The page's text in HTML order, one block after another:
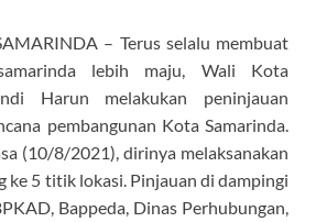
– Terus selalu membuat
lebih maju, Wali Kota
Harun melakukan peninjauan
pembangunan Kota Samarinda.
(10/8/2021), dirinya melaksanakan
ke 5 titik lokasi. Pinjauan di dampingi
Bappeda, Dinas Perhubungan,